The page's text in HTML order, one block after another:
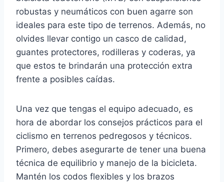
robustas y neumáticos con buen agarre son
ideales para este tipo de terrenos. Además, no
olvides llevar contigo un casco de calidad,
guantes protectores, rodilleras y coderas, ya
que estos te brindarán una protección extra
frente a posibles caídas.
Una vez que tengas el equipo adecuado, es
hora de abordar los consejos prácticos para el
ciclismo en terrenos pedregosos y técnicos.
Primero, debes asegurarte de tener una buena
técnica de equilibrio y manejo de la bicicleta.
Mantén los codos flexibles y los brazos